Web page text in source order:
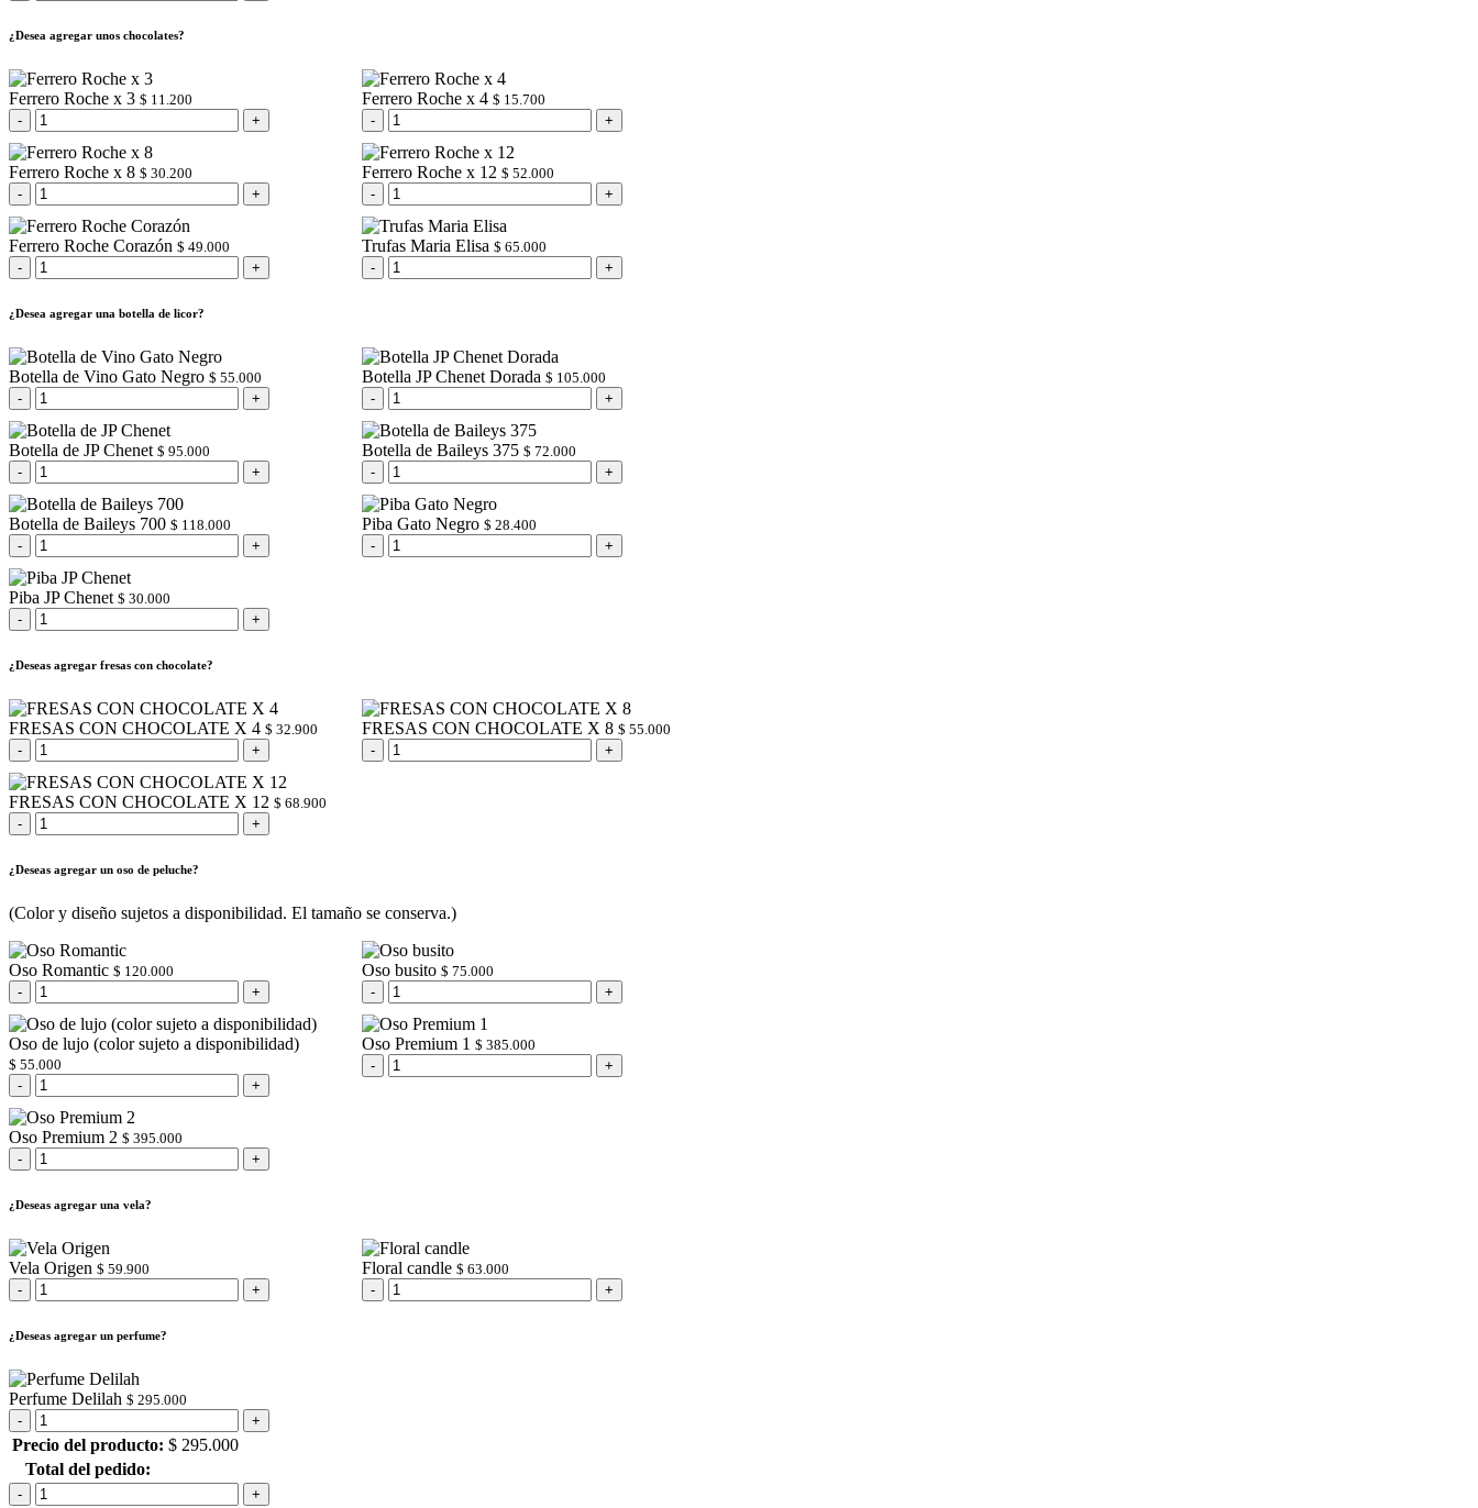
¿Desea agregar unos chocolates?
Ferrero Roche x 3 $ 11.200 Ferrero Roche x 4 $ 15.700
Ferrero Roche x 8 $ 30.200 Ferrero Roche x 12 $ 52.000
Ferrero Roche Corazón $ 49.000 Trufas Maria Elisa $ 65.000
¿Desea agregar una botella de licor?
Botella de Vino Gato Negro $ 55.000 Botella JP Chenet Dorada $ 105.000
Botella de JP Chenet $ 95.000 Botella de Baileys 375 $ 72.000
Botella de Baileys 700 $ 118.000 Piba Gato Negro $ 28.400
Piba JP Chenet $ 30.000
¿Deseas agregar fresas con chocolate?
FRESAS CON CHOCOLATE X 4 $ 32.900 FRESAS CON CHOCOLATE X 8 $ 55.000
FRESAS CON CHOCOLATE X 12 $ 68.900
¿Deseas agregar un oso de peluche?
(Color y diseño sujetos a disponibilidad. El tamaño se conserva.)
Oso Romantic $ 120.000 Oso busito $ 75.000
Oso de lujo (color sujeto a disponibilidad)
$ 55.000
Oso Premium 1 $ 385.000
Oso Premium 2 $ 395.000
¿Deseas agregar una vela?
Vela Origen $ 59.900 Floral candle $ 63.000
¿Deseas agregar un perfume?
Perfume Delilah $ 295.000
Precio del producto: $ 295.000
Total del pedido: